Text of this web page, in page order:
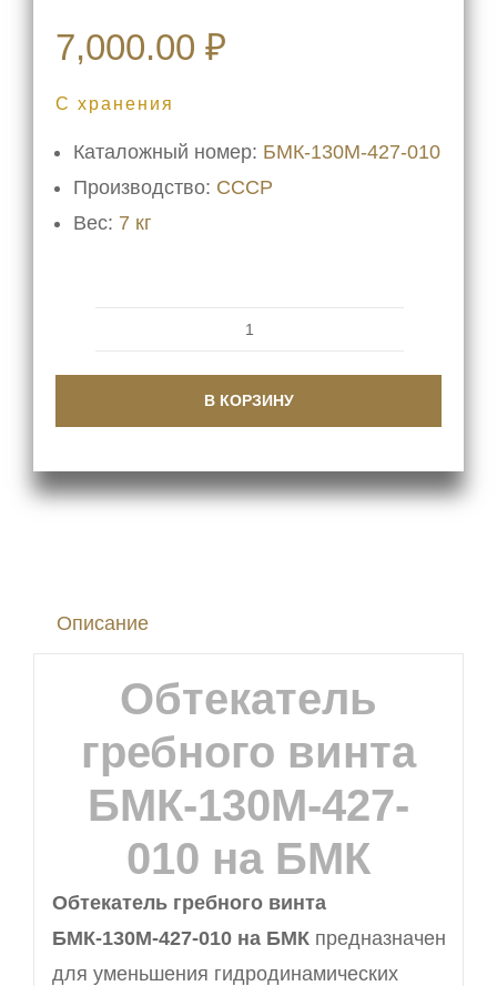
7,000.00 ₽
С хранения
Каталожный номер: БМК-130М-427-010
Производство: СССР
Вес: 7 кг
товара
винта
В КОРЗИНУ
Описание
Обтекатель
гребного винта
БМК-130М-427-
010 на БМК
Обтекатель гребного винта
БМК-130М-427-010 на БМКпредназначен
для уменьшения гидродинамических